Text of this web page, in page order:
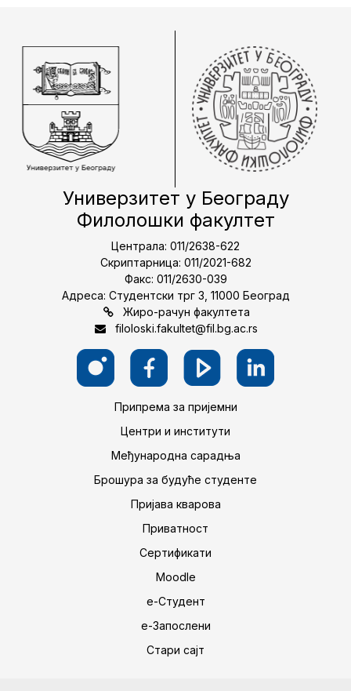
Универзитет у Београду
Филолошки факултет
Централа: 011/2638-622
Скриптарница: 011/2021-682
Факс: 011/2630-039
Адреса: Студентски трг 3, 11000 Београд
Жиро-рачун факултета
filoloski.fakultet@fil.bg.ac.rs
Припрема за пријемни
Центри и институти
Међународна сарадња
Брошура за будуће студенте
Пријава кварова
Приватност
Сертификати
Moodle
е-Студент
е-Запослени
Стари сајт